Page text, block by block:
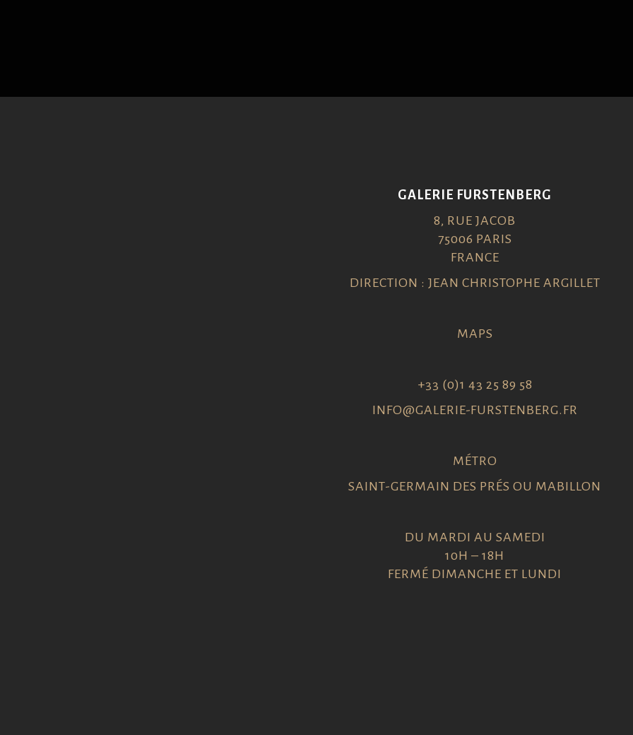
GALERIE FURSTENBERG
8, RUE JACOB
75006 PARIS
FRANCE
DIRECTION : JEAN CHRISTOPHE ARGILLET
MAPS
+33 (0)1 43 25 89 58
INFO@GALERIE-FURSTENBERG.FR
MÉTRO
SAINT-GERMAIN DES PRÉS OU MABILLON
DU MARDI AU SAMEDI
10H – 18H
FERMÉ DIMANCHE ET LUNDI